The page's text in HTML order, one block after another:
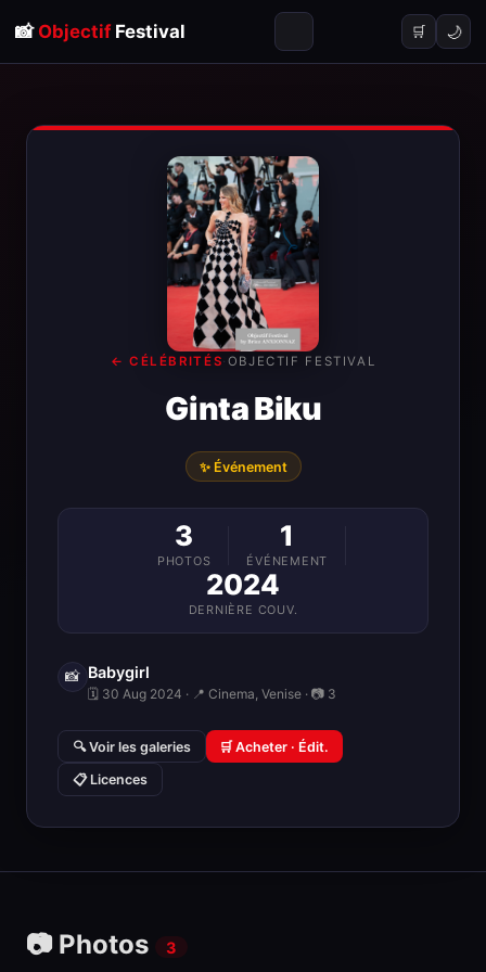
📸 ObjectifFestival 🛒 🌙
← CÉLÉBRITÉS· OBJECTIF FESTIVAL
Ginta Biku
✨ Événement
3
PHOTOS
1
ÉVÉNEMENT
2024
DERNIÈRE COUV.
📸 Babygirl
🗓 30 Aug 2024 · 📍 Cinema, Venise · 📷 3
🔍 Voir les galeries 🛒 Acheter · Édit.
📋 Licences
📷 Photos 3